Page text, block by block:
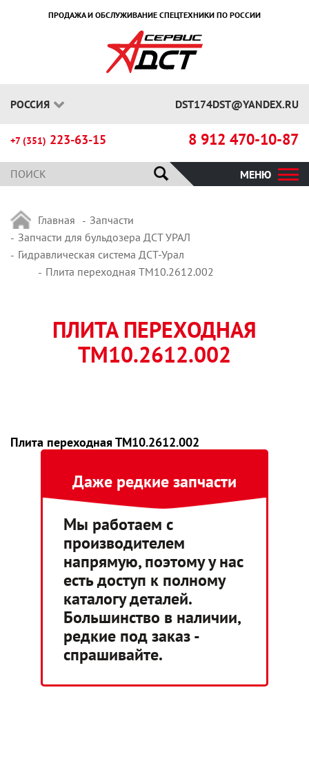
ПРОДАЖА И ОБСЛУЖИВАНИЕ СПЕЦТЕХНИКИ ПО РОССИИ
РОССИЯ DST174DST@YANDEX.RU
+7 (351) 223-63-15 8 912 470-10-87
МЕНЮ
Главная
Запчасти
Запчасти для бульдозера ДСТ УРАЛ
Гидравлическая система ДСТ-Урал
Плита переходная ТМ10.2612.002
ПЛИТА ПЕРЕХОДНАЯ
ТМ10.2612.002
Плита переходная ТМ10.2612.002
Даже редкие запчасти
Мы работаем с
производителем
напрямую, поэтому у нас
есть доступ к полному
каталогу деталей.
Большинство в наличии,
редкие под заказ -
спрашивайте.